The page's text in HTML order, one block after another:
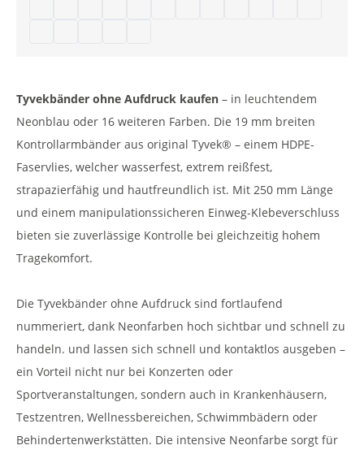
Tyvekbänder ohne Aufdruck kaufen – in leuchtendem
Neonblau oder 16 weiteren Farben. Die 19 mm breiten
Kontrollarmbänder aus original Tyvek® – einem HDPE-
Faservlies, welcher wasserfest, extrem reißfest,
strapazierfähig und hautfreundlich ist. Mit 250 mm Länge
und einem manipulationssicheren Einweg-Klebeverschluss
bieten sie zuverlässige Kontrolle bei gleichzeitig hohem
Tragekomfort.
Die Tyvekbänder ohne Aufdruck sind fortlaufend
nummeriert, dank Neonfarben hoch sichtbar und schnell zu
handeln. und lassen sich schnell und kontaktlos ausgeben –
ein Vorteil nicht nur bei Konzerten oder
Sportveranstaltungen, sondern auch in Krankenhäusern,
Testzentren, Wellnessbereichen, Schwimmbädern oder
Behindertenwerkstätten. Die intensive Neonfarbe sorgt für